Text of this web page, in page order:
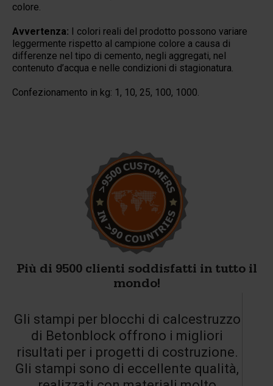
colore.
Avvertenza: I colori reali del prodotto possono variare
leggermente rispetto al campione colore a causa di
differenze nel tipo di cemento, negli aggregati, nel
contenuto d’acqua e nelle condizioni di stagionatura.
Confezionamento in kg: 1, 10, 25, 100, 1000.
Più di 9500 clienti soddisfatti in tutto il
mondo!
Gli stampi per blocchi di calcestruzzo
di Betonblock offrono i migliori
risultati per i progetti di costruzione.
Gli stampi sono di eccellente qualità,